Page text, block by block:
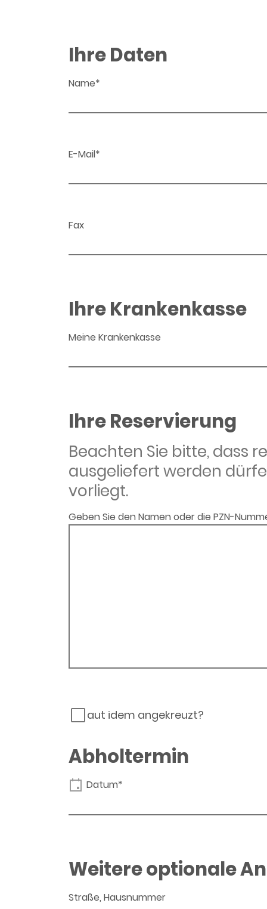
Ihre Daten
Name*
E-Mail*
Fax
Ihre Krankenkasse
Meine Krankenkasse
Ihre Reservierung
Beachten Sie bitte, dass
ausgeliefert werden
vorliegt.
Geben Sie den Namen oder die PZN-
aut idem angekreuzt?
Abholtermin
Datum*
Weitere optionale
Straße, Hausnummer